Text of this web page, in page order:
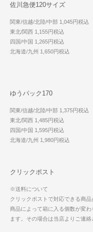
佐川急便120サイズ
関東/信越/北陸/中部 1,045円税込
東北/関西 1,155円税込
四国/中国 1,265円税込
北海道/九州 1,650円税込
ゆうパック170
関東/信越/北陸/中部 1,375円税込
東北/関西 1,485円税込
四国/中国 1,595円税込
北海道/九州 1,980円税込
クリックポスト
※送料について
クリックポストで対応できる商品
商品によって箱に入る個数が変
ます。その場合は当店よりご連絡